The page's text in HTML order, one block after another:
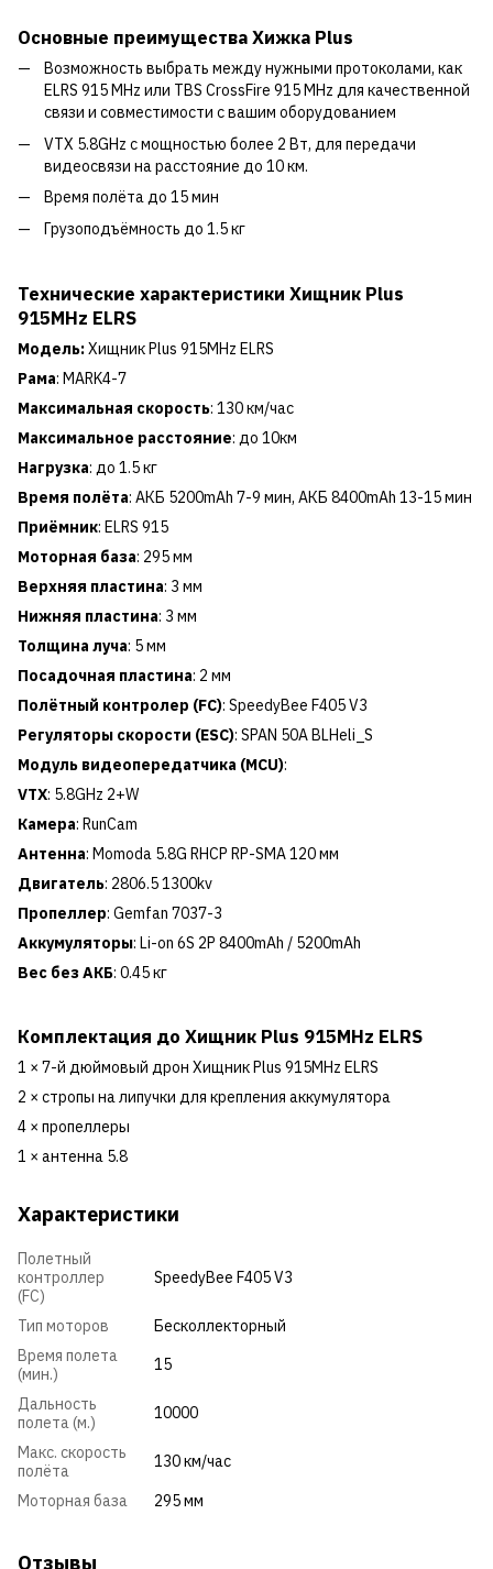
Основные преимущества Хижка Plus
Возможность выбрать между нужными протоколами, как
ELRS 915 MHz или TBS CrossFire 915 MHz для качественной
связи и совместимости с вашим оборудованием
VTX 5.8GHz с мощностью более 2 Вт, для передачи
видеосвязи на расстояние до 10 км.
Время полёта до 15 мин
Грузоподъёмность до 1.5 кг
Технические характеристики Хищник Plus
915MHz ELRS
Модель:Хищник Plus 915MHz ELRS
Рама: MARK4-7
Максимальная скорость: 130 км/час
Максимальное расстояние: до 10км
Нагрузка: до 1.5 кг
Время полёта: АКБ 5200mAh 7-9 мин, АКБ 8400mAh 13-15 мин
Приёмник: ELRS 915
Моторная база: 295 мм
Верхняя пластина: 3 мм
Нижняя пластина: 3 мм
Толщина луча: 5 мм
Посадочная пластина: 2 мм
Полётный контролер (FC): SpeedyBee F405 V3
Регуляторы скорости (ESC): SPAN 50A BLHeli_S
Модуль видеопередатчика (MCU):
VTX: 5.8GHz 2+W
Камера: RunCam
Антенна: Momoda 5.8G RHCP RP-SMA 120 мм
Двигатель: 2806.5 1300kv
Пропеллер: Gemfan 7037-3
Аккумуляторы: Li-on 6S 2P 8400mAh / 5200mAh
Вес без АКБ: 0.45 кг
Комплектация до Хищник Plus 915MHz ELRS
1 × 7-й дюймовый дрон Хищник Plus 915MHz ELRS
2 × стропы на липучки для крепления аккумулятора
4 × пропеллеры
1 × антенна 5.8
Характеристики
Полетный
контроллер
(FC)
SpeedyBee F405 V3
Тип моторов
Бесколлекторный
Время полета
(мин.)
15
Дальность
полета (м.)
10000
Макс. скорость
полёта
130 км/час
Моторная база
295 мм
Отзывы